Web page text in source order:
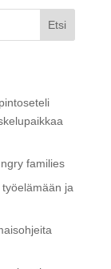
Etsi
families
ja